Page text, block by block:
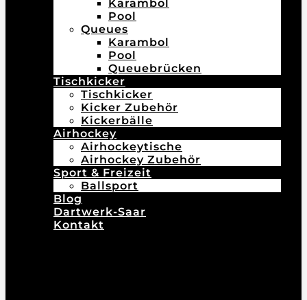
Karambol
Pool
Queues
Karambol
Pool
Queuebrücken
Tischkicker
Tischkicker
Kicker Zubehör
Kickerbälle
Airhockey
Airhockeytische
Airhockey Zubehör
Sport & Freizeit
Ballsport
Blog
Dartwerk-Saar
Kontakt